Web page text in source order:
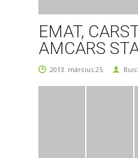
EMAT,
AMCARS
2013. március 25.